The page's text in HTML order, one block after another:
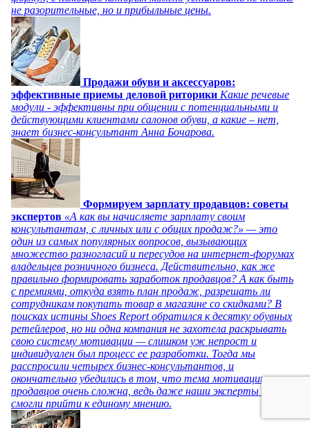
не разорительные, но и прибыльные цены.
Продажи обуви и аксессуаров:
эффективные приемы деловой риторики Какие речевые
модули - эффективны при общении с потенциальными и
действующими клиентами салонов обуви, а какие – нет,
знает бизнес-консультант Анна Бочарова.
Формируем зарплату продавцов: советы
экспертов «А как вы начисляете зарплату своим
консультантам, с личных или с общих продаж?» — это
один из самых популярных вопросов, вызывающих
множество разногласий и пересудов на интернет-форумах
владельцев розничного бизнеса. Действительно, как же
правильно формировать заработок продавцов? А как быть
с премиями, откуда взять план продаж, разрешать ли
сотрудникам покупать товар в магазине со скидками? В
поисках истины Shoes Report обратился к десятку обувных
ретейлеров, но ни одна компания не захотела раскрывать
свою систему мотивации — слишком уж непрост и
индивидуален был процесс ее разработки. Тогда мы
расспросили четырех бизнес-консультантов, и
окончательно убедились в том, что тема мотивации
продавцов очень сложна, ведь даже наши эксперты не
смогли прийти к единому мнению.